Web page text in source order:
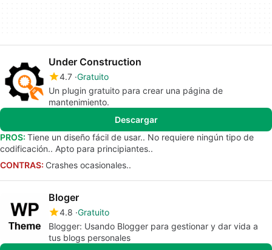
Under Construction
4.7 Gratuito
Un plugin gratuito para crear una página de
mantenimiento.
Descargar
PROS: Tiene un diseño fácil de usar.. No requiere ningún tipo de
codificación.. Apto para principiantes..
CONTRAS: Crashes ocasionales..
Bloger
4.8 Gratuito
Blogger: Usando Blogger para gestionar y dar vida a
tus blogs personales